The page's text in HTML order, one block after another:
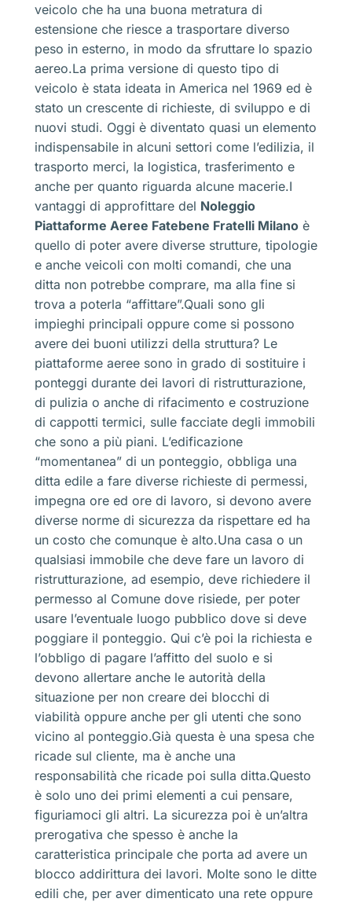
veicolo che ha una buona metratura di
estensione che riesce a trasportare diverso
peso in esterno, in modo da sfruttare lo spazio
aereo.La prima versione di questo tipo di
veicolo è stata ideata in America nel 1969 ed è
stato un crescente di richieste, di sviluppo e di
nuovi studi. Oggi è diventato quasi un elemento
indispensabile in alcuni settori come l’edilizia, il
trasporto merci, la logistica, trasferimento e
anche per quanto riguarda alcune macerie.I
vantaggi di approfittare del Noleggio
Piattaforme Aeree Fatebene Fratelli Milano è
quello di poter avere diverse strutture, tipologie
e anche veicoli con molti comandi, che una
ditta non potrebbe comprare, ma alla fine si
trova a poterla “affittare”.Quali sono gli
impieghi principali oppure come si possono
avere dei buoni utilizzi della struttura? Le
piattaforme aeree sono in grado di sostituire i
ponteggi durante dei lavori di ristrutturazione,
di pulizia o anche di rifacimento e costruzione
di cappotti termici, sulle facciate degli immobili
che sono a più piani. L’edificazione
“momentanea” di un ponteggio, obbliga una
ditta edile a fare diverse richieste di permessi,
impegna ore ed ore di lavoro, si devono avere
diverse norme di sicurezza da rispettare ed ha
un costo che comunque è alto.Una casa o un
qualsiasi immobile che deve fare un lavoro di
ristrutturazione, ad esempio, deve richiedere il
permesso al Comune dove risiede, per poter
usare l’eventuale luogo pubblico dove si deve
poggiare il ponteggio. Qui c’è poi la richiesta e
l’obbligo di pagare l’affitto del suolo e si
devono allertare anche le autorità della
situazione per non creare dei blocchi di
viabilità oppure anche per gli utenti che sono
vicino al ponteggio.Già questa è una spesa che
ricade sul cliente, ma è anche una
responsabilità che ricade poi sulla ditta.Questo
è solo uno dei primi elementi a cui pensare,
figuriamoci gli altri. La sicurezza poi è un’altra
prerogativa che spesso è anche la
caratteristica principale che porta ad avere un
blocco addirittura dei lavori. Molte sono le ditte
edili che, per aver dimenticato una rete oppure